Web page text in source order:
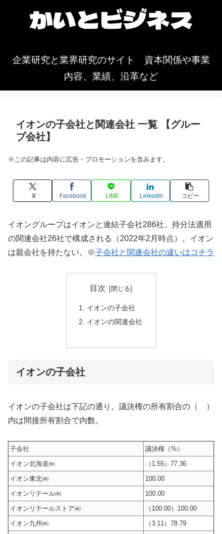
企業研究と業界研究のサイト 資本関係や事業
内容、業績、沿革など
イオンの子会社と関連会社 一覧 【グルー
プ会社】
※この記事は内容に広告・プロモーションを含みます。
X Facebook LINE LinkedIn コピー
イオングループはイオンと連結子会社286社、持分法適用
の関連会社26社で構成される（2022年2月時点）。イオン
は親会社を持たない。※子会社と関連会社の違いはコチラ
目次
イオンの子会社
イオンの関連会社
イオンの子会社
イオンの子会社は下記の通り。議決権の所有割合の（ ）
内は間接所有割合で内数。
子会社
議決権（%）
イオン北海道㈱
（1.55）77.36
イオン東北㈱
100.00
イオンリテール㈱
100.00
イオンリテールストア㈱
（100.00）100.00
イオン九州㈱
（3.11）78.79